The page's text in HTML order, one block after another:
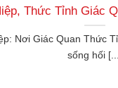
Thức Tỉnh Giác
Nơi Giác Quan Thức
sống hối